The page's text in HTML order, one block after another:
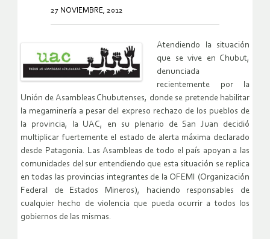
27 NOVIEMBRE, 2012
Atendiendo la situación
que se vive en Chubut,
denunciada
recientemente por la
Unión de Asambleas Chubutenses, donde se pretende habilitar
la megaminería a pesar del expreso rechazo de los pueblos de
la provincia, la UAC, en su plenario de San Juan decidió
multiplicar fuertemente el estado de alerta máxima declarado
desde Patagonia. Las Asambleas de todo el país apoyan a las
comunidades del sur entendiendo que esta situación se replica
en todas las provincias integrantes de la OFEMI (Organización
Federal de Estados Mineros), haciendo responsables de
cualquier hecho de violencia que pueda ocurrir a todos los
gobiernos de las mismas.